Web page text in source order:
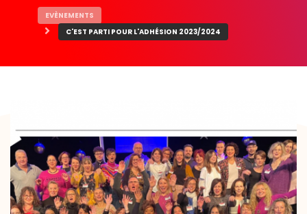
EVÈNEMENTS
C'EST PARTI POUR L'ADHÉSION 2023/2024